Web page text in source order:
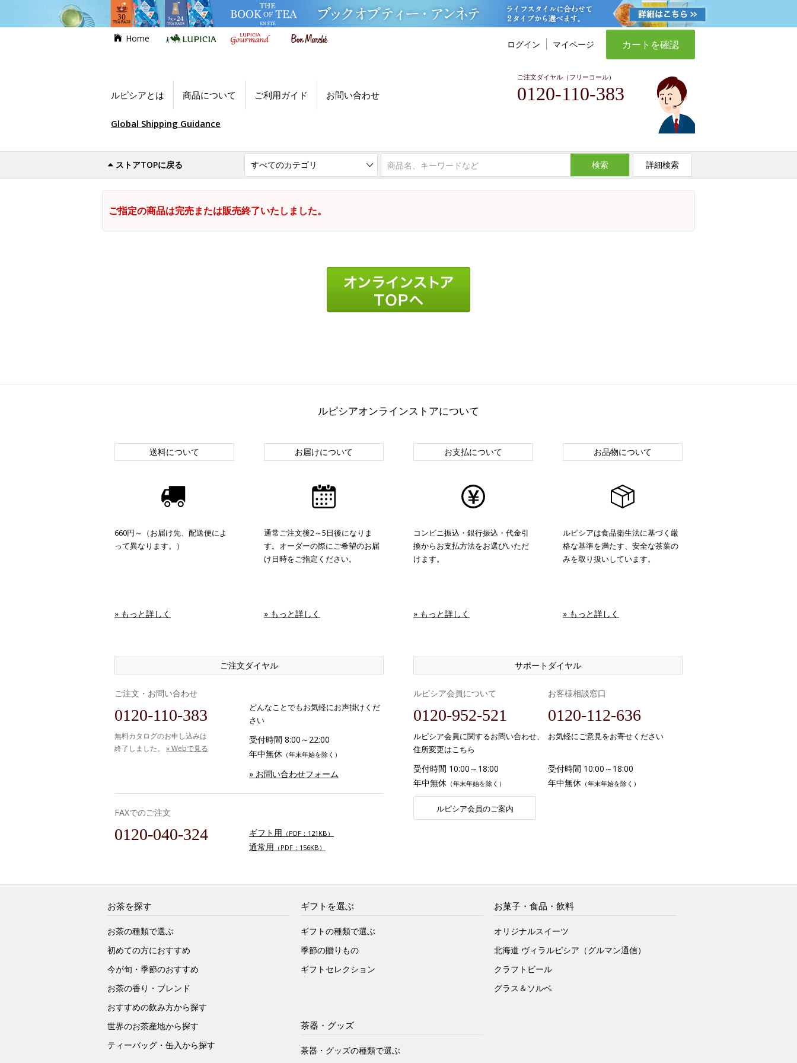
Home
ログイン マイページ カートを確認
ルピシアとは 商品について ご利用ガイド お問い合わせ
ご注文ダイヤル（フリーコール）
0120-110-383
Global Shipping Guidance
ストアTOPに戻る 検索 詳細検索
ご指定の商品は完売または販売終了いたしました。
ルピシアオンラインストアについて
送料について
660円～（お届け先、配送便によ
って異なります。）
» もっと詳しく
お届けについて
通常ご注文後2～5日後になりま
す。オーダーの際にご希望のお届
け日時をご指定ください。
» もっと詳しく
お支払について
コンビニ振込・銀行振込・代金引
換からお支払方法をお選びいただ
けます。
» もっと詳しく
お品物について
ルピシアは食品衛生法に基づく厳
格な基準を満たす、安全な茶葉の
みを取り扱いしています。
» もっと詳しく
ご注文ダイヤル
ご注文・お問い合わせ
0120-110-383
無料カタログのお申し込みは
終了しました。 » Webで見る
どんなことでもお気軽にお声掛けくだ
さい
受付時間 8:00～22:00
年中無休 （年末年始を除く）
» お問い合わせフォーム
FAXでのご注文
0120-040-324 ギフト用 （PDF：121KB）
通常用 （PDF：156KB）
サポートダイヤル
ルピシア会員について
0120-952-521
ルピシア会員に関するお問い合わせ、
住所変更はこちら
受付時間 10:00～18:00
年中無休 （年末年始を除く）
ルピシア会員のご案内
お客様相談窓口
0120-112-636
お気軽にご意見をお寄せください
受付時間 10:00～18:00
年中無休 （年末年始を除く）
お茶を探す
お茶の種類で選ぶ
初めての方におすすめ
今が旬・季節のおすすめ
お茶の香り・ブレンド
おすすめの飲み方から探す
世界のお茶産地から探す
ティーバッグ・缶入から探す
ギフトを選ぶ
ギフトの種類で選ぶ
季節の贈りもの
ギフトセレクション
お菓子・食品・飲料
オリジナルスイーツ
北海道 ヴィラルピシア（グルマン通信）
クラフトビール
グラス＆ソルベ
茶器・グッズ
茶器・グッズの種類で選ぶ